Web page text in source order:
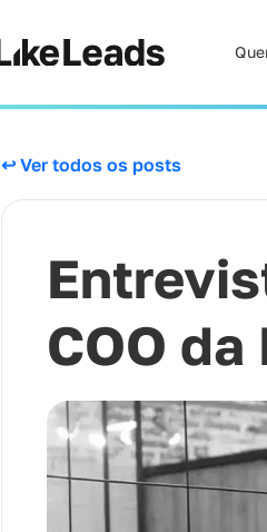
↩ Ver todos os posts
COO